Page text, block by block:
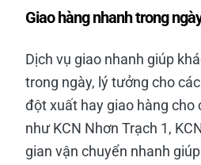
Giao hàng nhanh trong
Dịch vụ giao nhanh giúp
trong ngày, lý tưởng cho
đột xuất hay giao hàng cho
như KCN Nhơn Trạch 1,
gian vận chuyển nhanh